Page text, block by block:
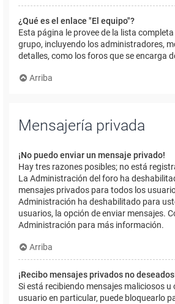
¿Qué es el enlace "El equipo"?
Esta página le provee de la lista
grupo, incluyendo los administradores,
detalles, como los foros que se encarga
Arriba
Mensajería privada
¡No puedo enviar un mensaje privado!
Hay tres razones posibles; no está
La Administración del foro ha
mensajes privados para todos los
Administración ha deshabilitado para
usuarios, la opción de enviar mensajes.
Administración para más información.
Arriba
¡Recibo mensajes privados no
Si está recibiendo mensajes maliciosos u
usuario en particular, puede bloquearlo